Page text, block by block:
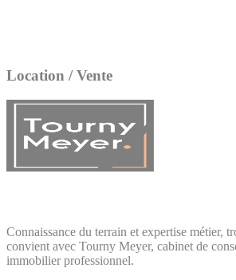
Location / Vente
Connaissance du terrain et expertise métier,
convient avec Tourny Meyer, cabinet de
immobilier professionnel.